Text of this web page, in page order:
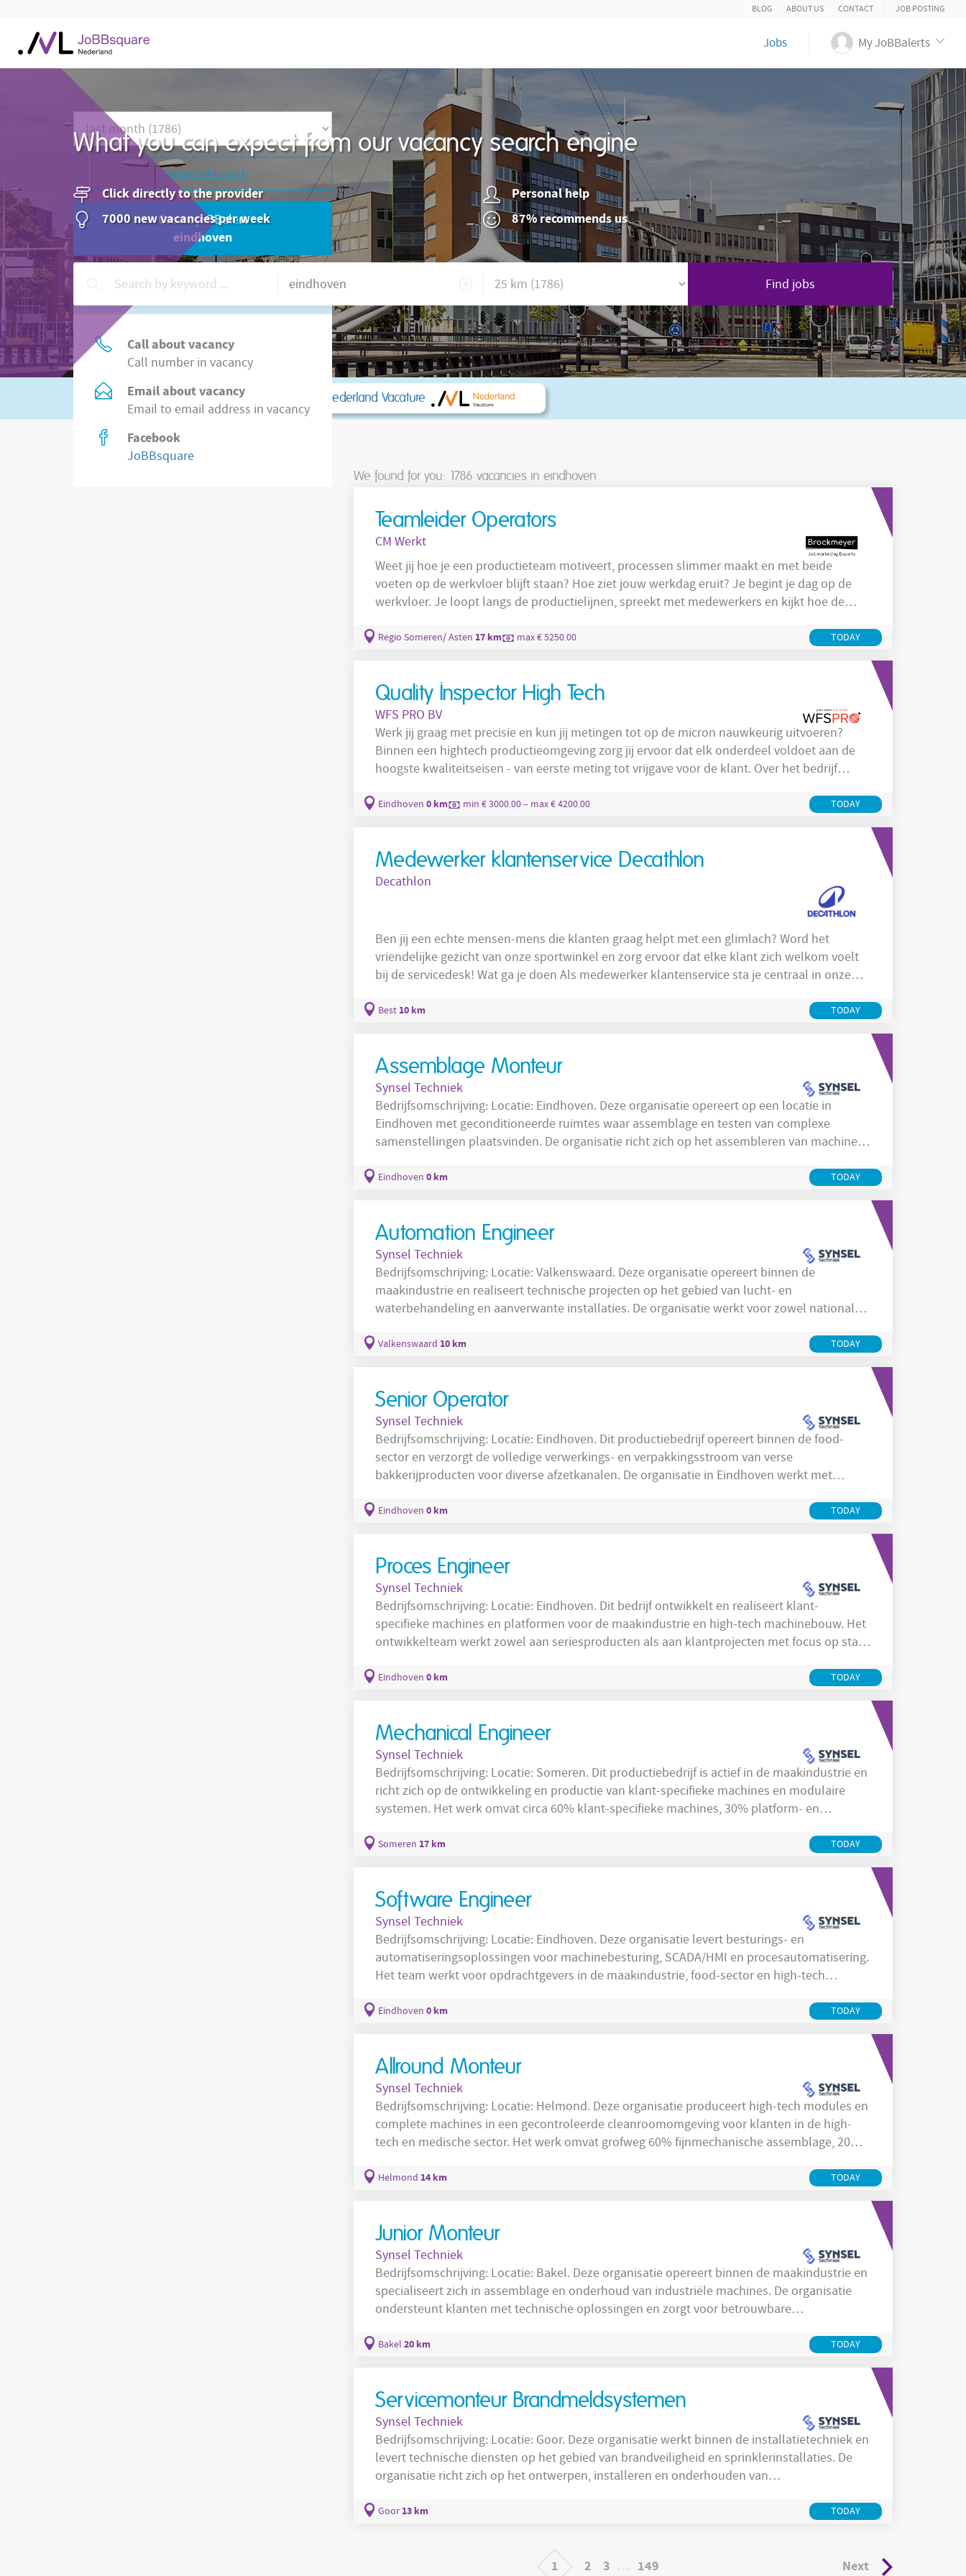
BLOG ABOUT US CONTACT JOB POSTING
Jobs My JoBBalerts
What you can expect from our vacancy search engine
Click directly to the provider
Personal help
7000 new vacancies per week
87% recommends us
Find jobs
Or search in8.500 jobs from employers at Nederland Vacature
Actuality
Advanced search
Create joBBalert
eindhoven
Call about vacancy
Call number in vacancy
Email about vacancy
Email to email address in vacancy
Facebook
JoBBsquare
We found for you: 1786 vacancies in eindhoven
Teamleider Operators
CM Werkt
Weet jij hoe je een productieteam motiveert, processen slimmer maakt en met beide
voeten op de werkvloer blijft staan? Hoe ziet jouw werkdag eruit? Je begint je dag op de
werkvloer. Je loopt langs de productielijnen, spreekt met medewerkers en kijkt hoe de
storingen, kwaliteitsvragen of veiligheidszaken waar direct aandacht voor nodig is? Jij
Regio Someren/ Asten 17 km max € 5250.00 TODAY
Quality Inspector High Tech
WFS PRO BV
Werk jij graag met precisie en kun jij metingen tot op de micron nauwkeurig uitvoeren?
Binnen een hightech productieomgeving zorg jij ervoor dat elk onderdeel voldoet aan de
hoogste kwaliteitseisen - van eerste meting tot vrijgave voor de klant. Over het bedrijf
onderdelen en modules. De organisatie levert aan sectoren waar kwaliteit en precisie
Eindhoven 0 km min € 3000.00 – max € 4200.00 TODAY
Medewerker klantenservice Decathlon
Decathlon
Ben jij een echte mensen-mens die klanten graag helpt met een glimlach? Word het
vriendelijke gezicht van onze sportwinkel en zorg ervoor dat elke klant zich welkom voelt
bij de servicedesk! Wat ga je doen Als medewerker klantenservice sta je centraal in onze
af, en zorgt dat iedereen tevreden naar buiten loopt. Je verwelkomt klanten die
Best 10 km TODAY
Assemblage Monteur
Synsel Techniek
Bedrijfsomschrijving: Locatie: Eindhoven. Deze organisatie opereert op een locatie in
Eindhoven met geconditioneerde ruimtes waar assemblage en testen van complexe
samenstellingen plaatsvinden. De organisatie richt zich op het assembleren van machines,
aandrijftechnische, pneumatische, hydraulische en elektrotechnische onderdelen. In
Eindhoven 0 km TODAY
Automation Engineer
Synsel Techniek
Bedrijfsomschrijving: Locatie: Valkenswaard. Deze organisatie opereert binnen de
maakindustrie en realiseert technische projecten op het gebied van lucht- en
waterbehandeling en aanverwante installaties. De organisatie werkt voor zowel nationale
projecten van engineering tot inbedrijfstelling begeleidt. In Valkenswaard ligt de nadruk op
Valkenswaard 10 km TODAY
Senior Operator
Synsel Techniek
Bedrijfsomschrijving: Locatie: Eindhoven. Dit productiebedrijf opereert binnen de food-
sector en verzorgt de volledige verwerkings- en verpakkingsstroom van verse
bakkerijproducten voor diverse afzetkanalen. De organisatie in Eindhoven werkt met
proceskwaliteit en continuïteit in de productiestroom. Medewerkers op de productievloer
Eindhoven 0 km TODAY
Proces Engineer
Synsel Techniek
Bedrijfsomschrijving: Locatie: Eindhoven. Dit bedrijf ontwikkelt en realiseert klant-
specifieke machines en platformen voor de maakindustrie en high-tech machinebouw. Het
ontwikkelteam werkt zowel aan seriesproducten als aan klantprojecten met focus op staal
modules die toegepast worden in verschillende sectoren waaronder maakindustrie en
Eindhoven 0 km TODAY
Mechanical Engineer
Synsel Techniek
Bedrijfsomschrijving: Locatie: Someren. Dit productiebedrijf is actief in de maakindustrie en
richt zich op de ontwikkeling en productie van klant-specifieke machines en modulaire
systemen. Het werk omvat circa 60% klant-specifieke machines, 30% platform- en
machinebouw en aanverwante industrieën in de regio Someren en omgeving. Producten
Someren 17 km TODAY
Software Engineer
Synsel Techniek
Bedrijfsomschrijving: Locatie: Eindhoven. Deze organisatie levert besturings- en
automatiseringsoplossingen voor machinebesturing, SCADA/HMI en procesautomatisering.
Het team werkt voor opdrachtgevers in de maakindustrie, food-sector en high-tech
Eindhoven werkt een multidisciplinair team aan engineering, softwareontwikkeling en
Eindhoven 0 km TODAY
Allround Monteur
Synsel Techniek
Bedrijfsomschrijving: Locatie: Helmond. Deze organisatie produceert high-tech modules en
complete machines in een gecontroleerde cleanroomomgeving voor klanten in de high-
tech en medische sector. Het werk omvat grofweg 60% fijnmechanische assemblage, 20%
van series en projectmatige opdrachten waarbij ongeveer 70% bestaat uit modules en sub-
Helmond 14 km TODAY
Junior Monteur
Synsel Techniek
Bedrijfsomschrijving: Locatie: Bakel. Deze organisatie opereert binnen de maakindustrie en
specialiseert zich in assemblage en onderhoud van industriële machines. De organisatie
ondersteunt klanten met technische oplossingen en zorgt voor betrouwbare
samenstellen van mechanische en elektrische componenten en het uitvoeren van service
Bakel 20 km TODAY
Servicemonteur Brandmeldsystemen
Synsel Techniek
Bedrijfsomschrijving: Locatie: Goor. Deze organisatie werkt binnen de installatietechniek en
levert technische diensten op het gebied van brandveiligheid en sprinklerinstallaties. De
organisatie richt zich op het ontwerpen, installeren en onderhouden van
bijdrage aan de veiligheid van mensen en goederen in verschillende sectoren. In Goor biedt
Goor 13 km TODAY
1 2 3 149 Next